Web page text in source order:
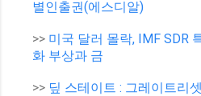
별인출권(에스디알)
>> 미국 달러 몰락, IMF SDR
화 부상과 금
>> 딮 스테이트 : 그레이트리